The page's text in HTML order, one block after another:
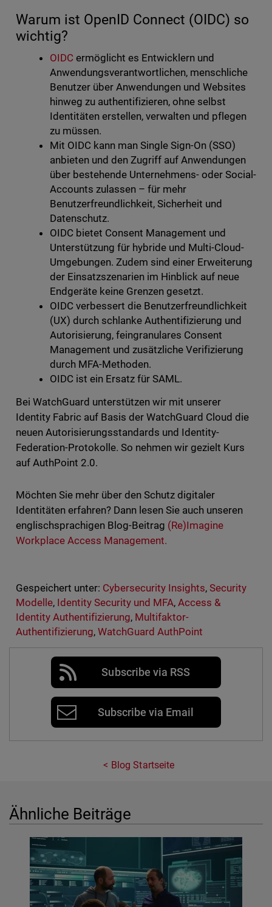
Warum ist OpenID Connect (OIDC) so
wichtig?
OIDC ermöglicht es Entwicklern und
Anwendungsverantwortlichen, menschliche
Benutzer über Anwendungen und Websites
hinweg zu authentifizieren, ohne selbst
Identitäten erstellen, verwalten und pflegen
zu müssen.
Mit OIDC kann man Single Sign-On (SSO)
anbieten und den Zugriff auf Anwendungen
über bestehende Unternehmens- oder Social-
Accounts zulassen – für mehr
Benutzerfreundlichkeit, Sicherheit und
Datenschutz.
OIDC bietet Consent Management und
Unterstützung für hybride und Multi-Cloud-
Umgebungen. Zudem sind einer Erweiterung
der Einsatzszenarien im Hinblick auf neue
Endgeräte keine Grenzen gesetzt.
OIDC verbessert die Benutzerfreundlichkeit
(UX) durch schlanke Authentifizierung und
Autorisierung, feingranulares Consent
Management und zusätzliche Verifizierung
durch MFA-Methoden.
OIDC ist ein Ersatz für SAML.
Bei WatchGuard unterstützen wir mit unserer
Identity Fabric auf Basis der WatchGuard Cloud die
neuen Autorisierungsstandards und Identity-
Federation-Protokolle. So nehmen wir gezielt Kurs
auf AuthPoint 2.0.
Möchten Sie mehr über den Schutz digitaler
Identitäten erfahren? Dann lesen Sie auch unseren
englischsprachigen Blog-Beitrag (Re)Imagine
Workplace Access Management.
Gespeichert unter: Cybersecurity Insights,Security
Modelle, Identity Security und MFA,Access &
Identity Authentifizierung, Multifaktor-
Authentifizierung, WatchGuard AuthPoint
Subscribe via RSS
Subscribe via Email
Blog Startseite
Ähnliche Beiträge